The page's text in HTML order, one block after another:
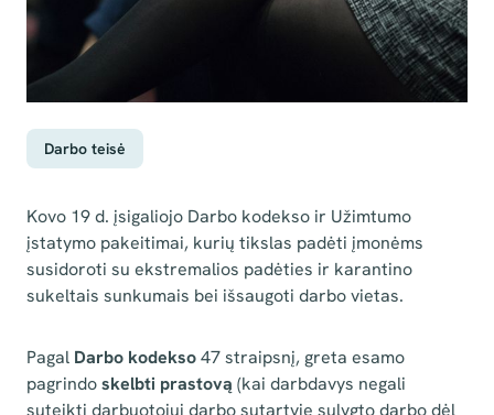
Darbo teisė
Kovo 19 d. įsigaliojo Darbo kodekso ir Užimtumo
įstatymo pakeitimai, kurių tikslas padėti įmonėms
susidoroti su ekstremalios padėties ir karantino
sukeltais sunkumais bei išsaugoti darbo vietas.
Pagal Darbo kodekso47 straipsnį, greta esamo
pagrindoskelbti prastovą (kai darbdavys negali
suteikti darbuotojui darbo sutartyje sulygto darbo dėl